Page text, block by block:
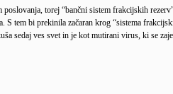
torej “bančni sistem frakcijskih
S tem bi prekinila začaran krog “sistema
sedaj ves svet in je kot mutirani virus, ki se